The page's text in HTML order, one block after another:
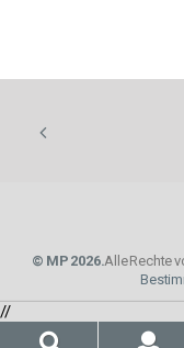
//
© MP 2026.Alle Rechte